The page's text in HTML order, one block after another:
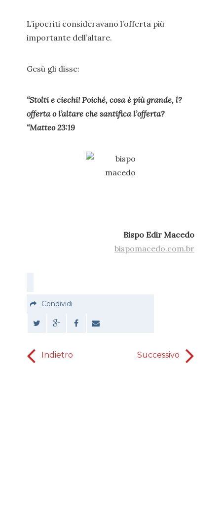
L’ipocriti consideravano l’offerta più
importante dell’altare.
Gesù gli disse:
“Stolti e ciechi! Poiché, cosa è più grande, l?
offerta o l’altare che santifica l’offerta?
“Matteo 23:19
Bispo Edir Macedo
bispomacedo.com.br
Condividi
Indietro Successivo